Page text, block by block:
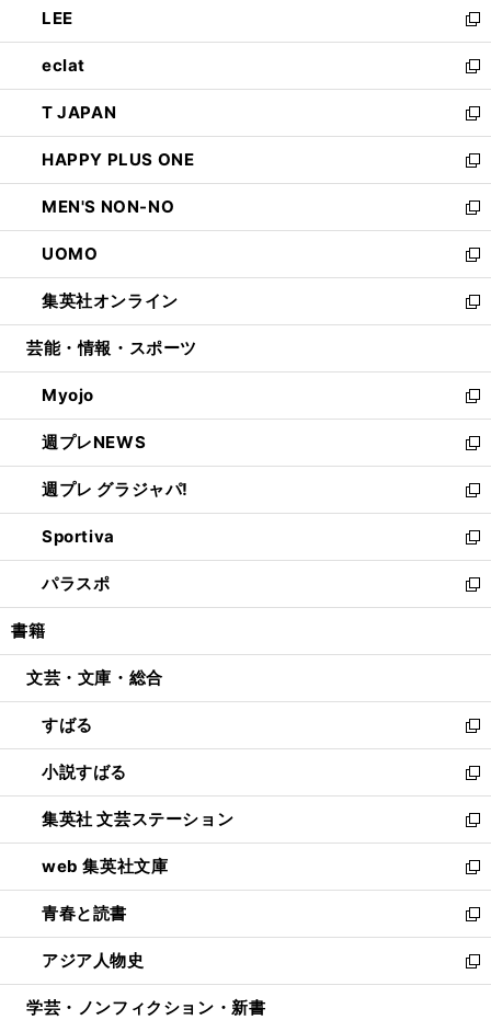
く
で
開
く
ド
ウ
で
開
く
ィ
ン
ド
ウ
で
開
く
い
ウ
ィ
ン
ド
ウ
で
開
く
LEE
新
し
い
ウ
ィ
ン
ド
ウ
で
開
く
eclat
新
し
い
ウ
ィ
ン
ド
ウ
で
開
く
T JAPAN
新
し
い
ウ
ィ
ン
ド
ウ
で
開
HAPPY PLUS ONE
新
し
い
ウ
ィ
ン
ド
ウ
開
く
MEN'S NON-NO
新
し
い
ウ
ィ
ン
ウ
で
開
く
UOMO
新
し
い
ウ
ン
ド
ウ
で
開
く
集英社オンライン
新
し
ウ
ィ
ン
ド
ウ
で
開
く
芸能・情報・スポーツ
Myojo
新
し
い
ウ
ィ
ン
ド
ウ
で
開
週プレNEWS
新
し
い
ウ
ィ
ン
ド
ウ
開
週プレ グラジャパ!
新
し
い
ウ
ィ
ン
ウ
開
く
Sportiva
新
し
い
ウ
ン
ウ
で
開
く
パラスポ
新
し
ウ
ン
ド
ウ
で
開
く
書籍
文芸・文庫・総合
すばる
新
し
い
ウ
ィ
ン
ド
ウ
で
開
く
小説すばる
新
し
い
ウ
ィ
ン
ド
ウ
で
開
集英社 文芸ステーション
新
し
い
ウ
ィ
ン
ド
ウ
web 集英社文庫
新
し
い
ウ
ィ
ン
青春と読書
新
し
い
ウ
アジア人物史
新
し
学芸・ノンフィクション・新書